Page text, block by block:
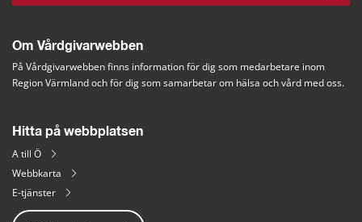
Om Vårdgivarwebben
På Vårdgivarwebben finns information för dig som medarbetare inom
Region Värmland och för dig som samarbetar om hälsa och vård med oss.
Hitta på webbplatsen
A till Ö
Webbkarta
E-tjänster